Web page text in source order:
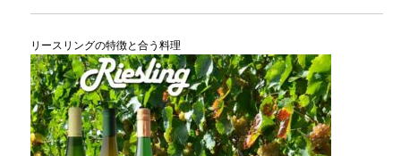
リースリングの特徴と合う料理